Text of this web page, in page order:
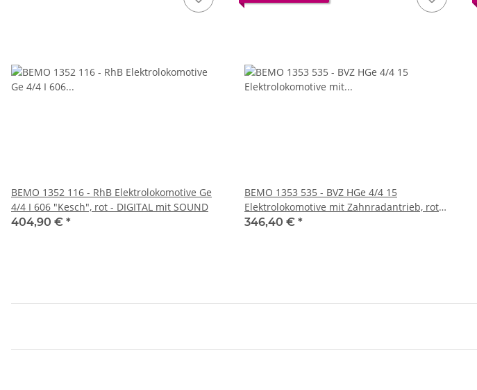
BEMO 1352 116 - RhB Elektrolokomotive Ge
4/4 I 606 "Kesch", rot - DIGITAL mit SOUND
404,90 € *
BEMO 1353 535 - BVZ HGe 4/4 15
Elektrolokomotive mit Zahnradantrieb, rot
DIGITAL
346,40 € *